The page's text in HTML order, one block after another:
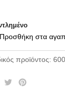
Προσθήκη στα
προϊόντος: